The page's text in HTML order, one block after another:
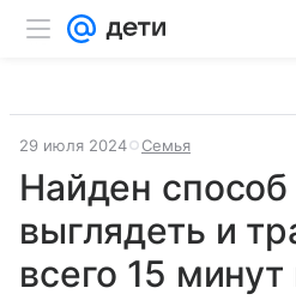
29 июля 2024 Семья
Найден способ
выглядеть и
всего 15